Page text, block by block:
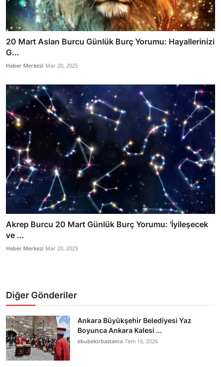
20 Mart Aslan Burcu Günlük Burç Yorumu: Hayallerinizi
G...
Haber Merkezi Mar 20, 2025
Akrep Burcu 20 Mart Günlük Burç Yorumu: 'İyileşecek
ve ...
Haber Merkezi Mar 20, 2025
Diğer Gönderiler
Ankara Büyükşehir Belediyesi Yaz
Boyunca Ankara Kalesi ...
ebubekirbastama Tem 16, 2026